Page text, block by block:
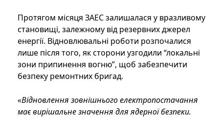
Протягом місяця ЗАЕС залишалася у вразливому
становищі, залежному від резервних джерел
енергії. Відновлювальні роботи розпочалися
лише після того, як сторони узгодили “локальні
зони припинення вогню”, щоб забезпечити
безпеку ремонтних бригад.
«Відновлення зовнішнього електропостачання
має вирішальне значення для ядерної безпеки.